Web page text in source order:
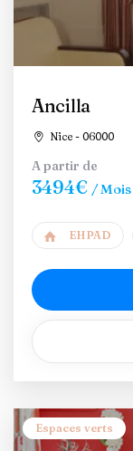
Ancilla
Nice - 06000
A partir de
3494€ / Mois
EHPAD
Espaces verts